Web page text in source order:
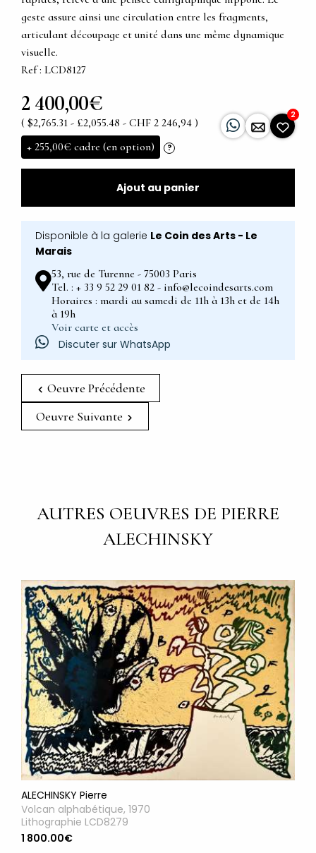
geste assure ainsi une circulation entre les fragments,
articulant découpage et unité dans une même dynamique
visuelle.
Ref : LCD8127
2 400,00€
( $2,765.31 - £2,055.48 - CHF 2 246,94 )
+ 255,00€ cadre (en option) ?
2
Ajout au panier
Disponible à la galerie Le Coin des Arts - Le
Marais
53, rue de Turenne - 75003 Paris
Tel. : + 33 9 52 29 01 82 - info@lecoindesarts.com
Horaires : mardi au samedi de 11h à 13h et de 14h
à 19h
Voir carte et accès
Discuter sur WhatsApp
Oeuvre Précédente
Oeuvre Suivante
AUTRES OEUVRES DE PIERRE
ALECHINSKY
ALECHINSKY Pierre
Volcan alphabétique, 1970
Lithographie LCD8279
1 800.00€